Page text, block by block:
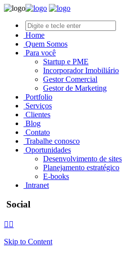
Home
Quem Somos
Para você
Startup e PME
Incorporador Imobiliário
Gestor Comercial
Gestor de Marketing
Portfolio
Serviços
Clientes
Blog
Contato
Trabalhe conosco
Oportunidades
Desenvolvimento de sites
Planejamento estratégico
E-books
Intranet
Social
 
Skip to Content